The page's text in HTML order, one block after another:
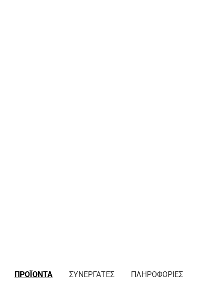
ΠΡΟΪΟΝΤΑ ΣΥΝΕΡΓΑΤΕΣ ΠΛΗΡΟΦΟΡΙΕΣ